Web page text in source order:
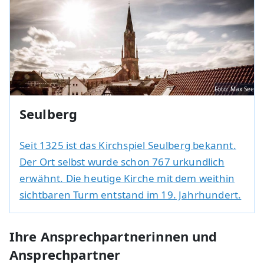
Foto: Max See
Seulberg
Seit 1325 ist das Kirchspiel Seulberg bekannt.
Der Ort selbst wurde schon 767 urkundlich
erwähnt. Die heutige Kirche mit dem weithin
sichtbaren Turm entstand im 19. Jahrhundert.
Ihre Ansprechpartnerinnen und
Ansprechpartner